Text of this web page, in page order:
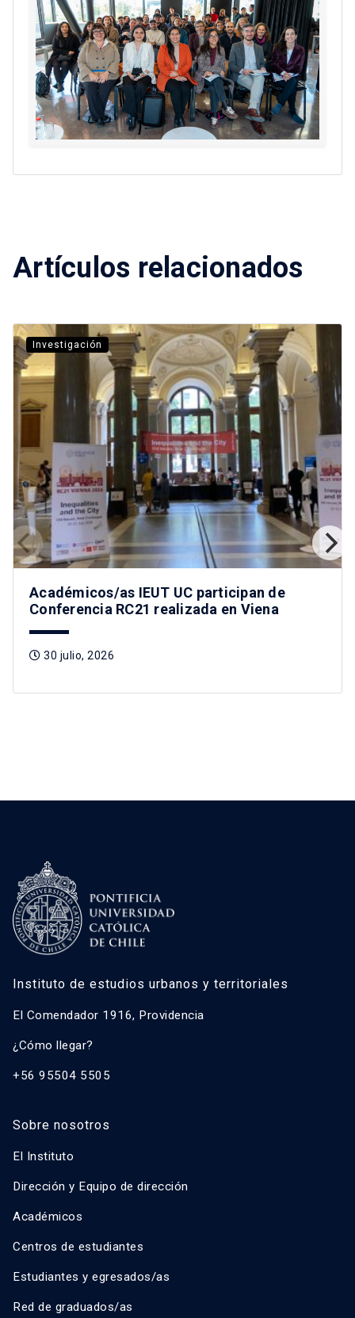
Artículos relacionados
Investigación
Académicos/as IEUT UC participan de
Conferencia RC21 realizada en Viena
30 julio, 2026
Instituto de estudios urbanos y territoriales
El Comendador 1916, Providencia
¿Cómo llegar?
+56 95504 5505
Sobre nosotros
El Instituto
Dirección y Equipo de dirección
Académicos
Centros de estudiantes
Estudiantes y egresados/as
Red de graduados/as